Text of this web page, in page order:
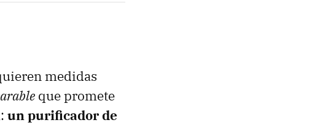
medidas
que promete
un purificador de